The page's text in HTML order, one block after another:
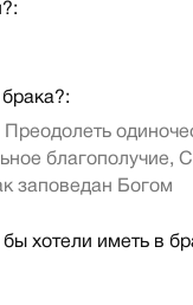
Преодолеть
благополучие,
заповедан Богом
хотели иметь в